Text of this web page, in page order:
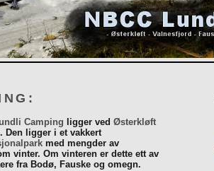
Camping ligger ved Østerkløft
. Den ligger i et vakkert
med mengder av
vinter. Om vinteren er dette ett av
fra Bodø, Fauske og omegn.